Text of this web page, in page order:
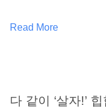
Read More
다 같이 ‘살자!’